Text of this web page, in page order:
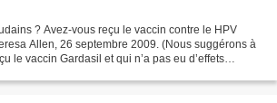
? Avez-vous reçu le vaccin contre le HPV
Allen, 26 septembre 2009. (Nous suggérons à
le vaccin Gardasil et qui n’a pas eu d’effets